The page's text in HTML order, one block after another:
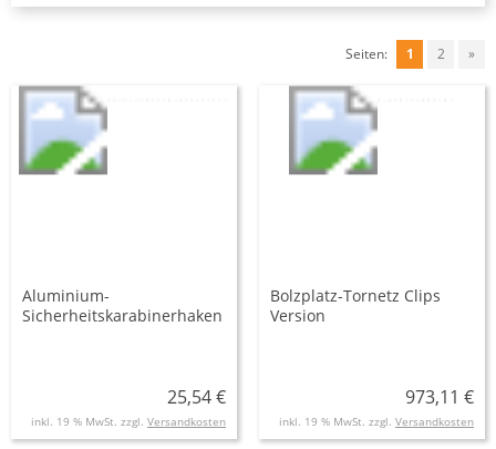
Seiten: 1 2 »
Aluminium-
Sicherheitskarabinerhaken
25,54 €
inkl. 19 % MwSt. zzgl. Versandkosten
Bolzplatz-Tornetz Clips
Version
973,11 €
inkl. 19 % MwSt. zzgl. Versandkosten